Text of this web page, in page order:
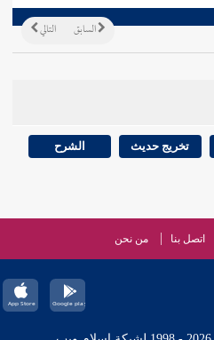
التالي السابق
تخريج حديث الشرح
اتصل بنا من نحن